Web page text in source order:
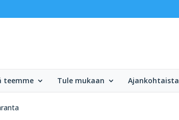
teemme Tule mukaan Ajankohtaista